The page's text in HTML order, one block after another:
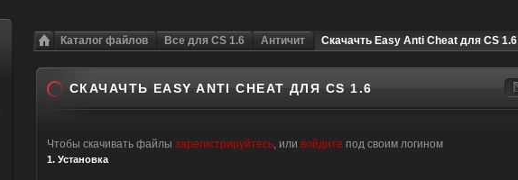
Каталог файлов Все для CS 1.6 Античит Скачачть Easy Anti Cheat для CS 1.6
СКАЧАЧТЬ EASY ANTI CHEAT ДЛЯ CS 1.6
Чтобы скачивать файлы зарегистрируйтесь, или войдите под своим логином
1. Установка